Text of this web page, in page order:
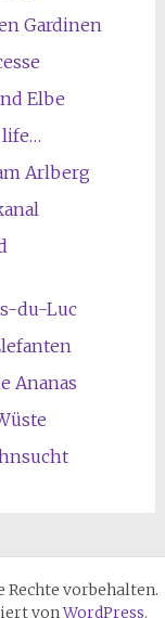
Gardinen
Elbe
life…
Arlberg
du-Luc
Ananas
Rechte vorbehalten.
vonWordPress.